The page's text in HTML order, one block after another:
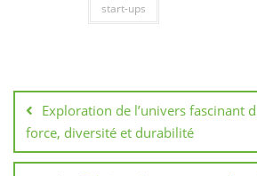
start-ups
de
l’article
Exploration de l’univers fascinant
force, diversité et durabilité